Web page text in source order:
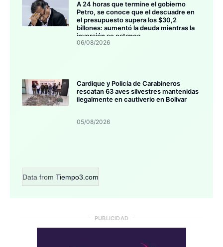
A 24 horas que termine el gobierno
Petro, se conoce que el descuadre en
el presupuesto supera los $30,2
billones: aumentó la deuda mientras la
inversión se estanca
06/08/2026
Cardique y Policía de Carabineros
rescatan 63 aves silvestres mantenidas
ilegalmente en cautiverio en Bolívar
05/08/2026
Data from Tiempo3.com
PUBLICIDAD